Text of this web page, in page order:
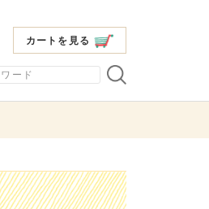
カートを見る